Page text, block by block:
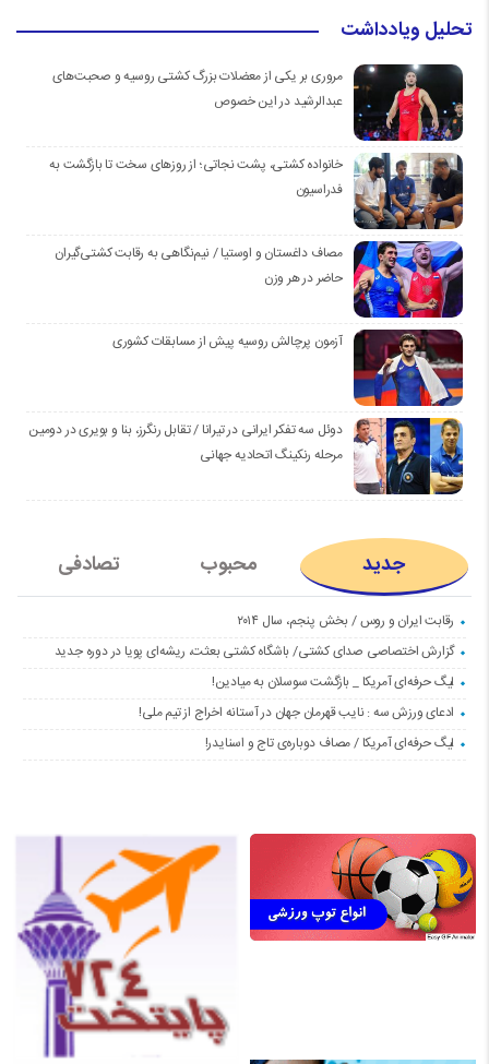
تحلیل ویادداشت
مروری بر یکی از معضلات بزرگ کشتی روسیه و صحبت‌های
عبدالرشید در این خصوص
خانواده کشتی، پشت نجاتی؛ از روزهای سخت تا بازگشت به
فدراسیون
مصاف داغستان و اوستیا / نیم‌نگاهی به رقابت کشتی‌گیران
حاضر در هر وزن
آزمون پرچالش روسیه پیش از مسابقات کشوری
دوئل سه تفکر ایرانی در تیرانا / تقابل رنگرز، بنا و بویری در دومین
مرحله رنکینگ اتحادیه جهانی
جدید محبوب تصادفی
رقابت ایران و روس / بخش پنجم، سال ۲۰۱۴
گزارش اختصاصی صدای کشتی/ باشگاه کشتی بعثت، ریشه‌ای پویا در دوره جدید
لیگ حرفه‌ای آمریکا _ بازگشت سوسلان به میادین!
ادعای ورزش سه : نایب قهرمان جهان در آستانه اخراج از تیم ملی!
لیگ حرفه‌ای آمریکا / مصاف دوباره‌ی تاج و اسنایدر!